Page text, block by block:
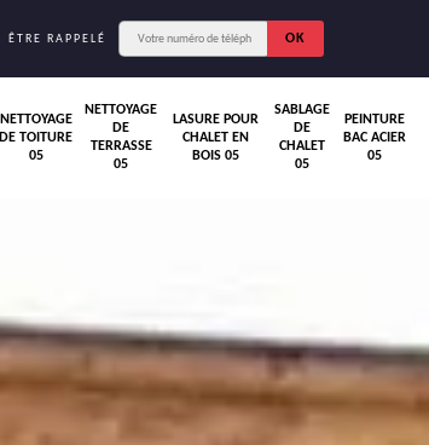
ÊTRE RAPPELÉ
NETTOYAGE
DE TOITURE
05
NETTOYAGE
DE
TERRASSE
05
LASURE POUR
CHALET EN
BOIS 05
SABLAGE
DE
CHALET
05
PEINTURE
BAC ACIER
05